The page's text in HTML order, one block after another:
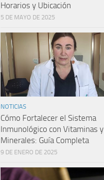
Horarios y Ubicación
5 DE MAYO DE 2025
NOTICIAS
Cómo Fortalecer el Sistema
Inmunológico con Vitaminas y
Minerales: Guía Completa
9 DE ENERO DE 2025